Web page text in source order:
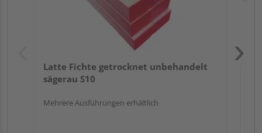
Latte Fichte getrocknet unbehandelt
sägerau S10
Mehrere Ausführungen erhältlich